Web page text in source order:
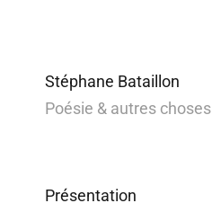
Stéphane Bataillon
Poésie & autres choses
Présentation